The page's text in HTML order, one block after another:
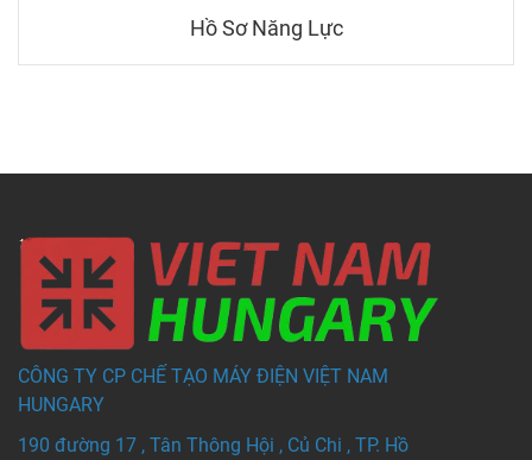
Hồ Sơ Năng Lực
CÔNG TY CP CHẾ TẠO MÁY ĐIỆN VIỆT NAM
HUNGARY
190 đường 17 , Tân Thông Hội , Củ Chi , TP. Hồ